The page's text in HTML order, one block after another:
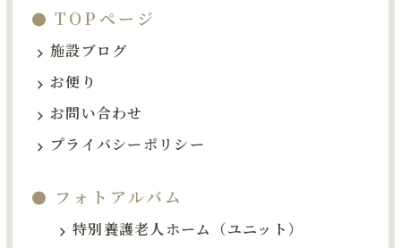
お問い合わせ
サイトマップ
グループサイトTOP
TOPページ
施設ブログ
お便り
お問い合わせ
プライバシーポリシー
フォトアルバム
特別養護老人ホーム（ユニット）